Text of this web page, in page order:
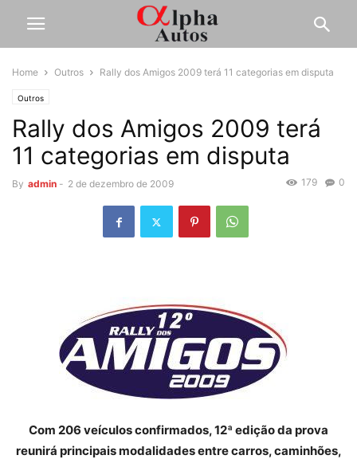
Home Outros Rally dos Amigos 2009 terá 11 categorias em disputa
Outros
Rally dos Amigos 2009 terá
11 categorias em disputa
By admin - 2 de dezembro de 2009 0
179
Com 206 veículos confirmados, 12ª edição da prova
reunirá principais modalidades entre carros, caminhões,